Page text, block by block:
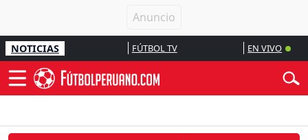
NOTICIAS FÚTBOL TV EN VIVO